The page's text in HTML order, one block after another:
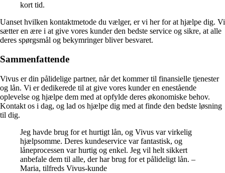
kort tid.
Uanset hvilken kontaktmetode du vælger, er vi her for at hjælpe dig. Vi
sætter en ære i at give vores kunder den bedste service og sikre, at alle
deres spørgsmål og bekymringer bliver besvaret.
Sammenfattende
Vivus er din pålidelige partner, når det kommer til finansielle tjenester
og lån. Vi er dedikerede til at give vores kunder en enestående
oplevelse og hjælpe dem med at opfylde deres økonomiske behov.
Kontakt os i dag, og lad os hjælpe dig med at finde den bedste løsning
til dig.
Jeg havde brug for et hurtigt lån, og Vivus var virkelig
hjælpsomme. Deres kundeservice var fantastisk, og
låneprocessen var hurtig og enkel. Jeg vil helt sikkert
anbefale dem til alle, der har brug for et pålideligt lån. –
Maria, tilfreds Vivus-kunde